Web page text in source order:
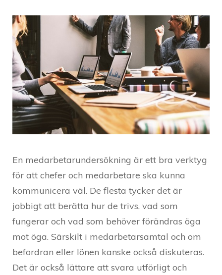
En medarbetarundersökning är ett bra verktyg
för att chefer och medarbetare ska kunna
kommunicera väl. De flesta tycker det är
jobbigt att berätta hur de trivs, vad som
fungerar och vad som behöver förändras öga
mot öga. Särskilt i medarbetarsamtal och om
befordran eller lönen kanske också diskuteras.
Det är också lättare att svara utförligt och